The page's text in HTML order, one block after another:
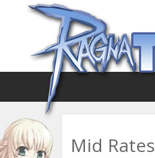
Mid Rates